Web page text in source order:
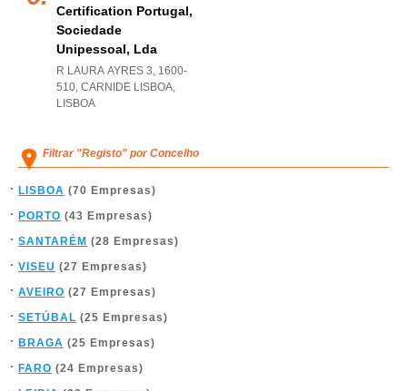
Certification Portugal,
Sociedade
Unipessoal, Lda
R LAURA AYRES 3, 1600-
510, CARNIDE LISBOA,
LISBOA
Filtrar "Registo" por Concelho
LISBOA (70 Empresas)
PORTO (43 Empresas)
SANTARÉM (28 Empresas)
VISEU (27 Empresas)
AVEIRO (27 Empresas)
SETÚBAL (25 Empresas)
BRAGA (25 Empresas)
FARO (24 Empresas)